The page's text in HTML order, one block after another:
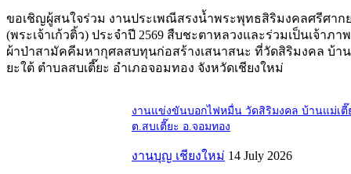
ขอเชิญผู้สนใจร่วม งานประเพณีสรงน้ำพระพุทธสิริมงคลศรีศาก
(พระเจ้าเก้วติ้ว) ประจำปี 2569 สืบชะตาหลวงและร่วมเป็นเจ้าภา
ผ้าป่าสามัคคีมหากุศลสบทุนก่อสร้างเสนาสนะ ที่วัดสิริมงคล บ้า
ยะใต้ ตำบลสบเตี๊ยะ อำเภอจอมทอง จังหวัดเชียงใหม่
งานแข่งขันบอกไฟหมื่น วัดสิริมงคล บ้านแม่เตี๊
ต.สบเตี๊ยะ อ.จอมทอง
งานบุญ เชียงใหม่ 14 July 2026